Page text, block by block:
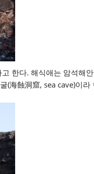
한다. 해식애는 암석해
(海蝕洞窟, sea cave)이라